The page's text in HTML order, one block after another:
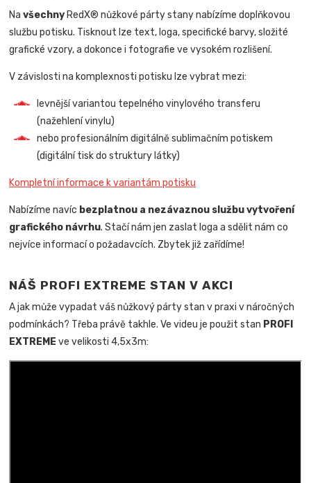
Navšechny RedX® nůžkové párty stany nabízíme doplňkovou
službu potisku. Tisknout lze text, loga, specifické barvy, složité
grafické vzory, a dokonce i fotografie ve vysokém rozlišení.
V závislosti na komplexnosti potisku lze vybrat mezi:
levnější variantou tepelného vinylového transferu
(nažehlení vinylu)
nebo profesionálním digitálně sublimačním potiskem
(digitální tisk do struktury látky)
Kompletní informace k variantám potisku
Nabízíme navíc bezplatnou a nezávaznou službu vytvoření
grafického návrhu. Stačí nám jen zaslat loga a sdělit nám co
nejvíce informací o požadavcích. Zbytek již zařídíme!
NÁŠ PROFI EXTREME STAN V AKCI
A jak může vypadat váš nůžkový párty stan v praxi v náročných
podmínkách? Třeba právě takhle. Ve videu je použit stan PROFI
EXTREME ve velikosti 4,5x3m: